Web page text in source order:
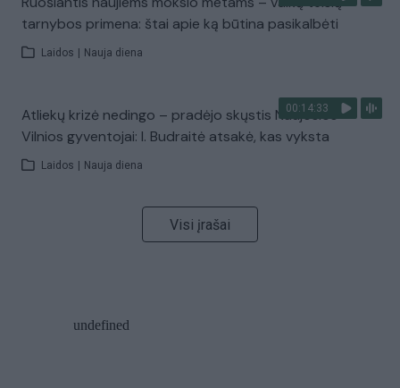
tarnybos primena: štai apie ką būtina pasikalbėti
Laidos Nauja diena
00:14:33
Atliekų krizė nedingo – pradėjo skųstis Naujosios
Vilnios gyventojai: I. Budraitė atsakė, kas vyksta
Laidos Nauja diena
Visi įrašai